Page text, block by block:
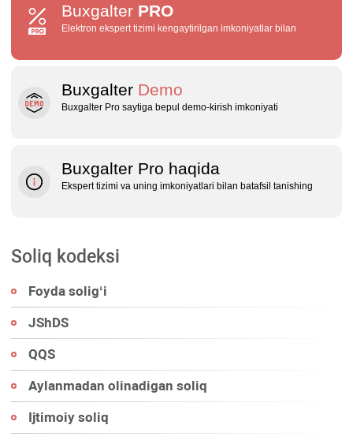
Buxgalter PRO
Elektron ekspert tizimi kengaytirilgan imkoniyatlar bilan
Buxgalter Demo
Buxgalter Pro saytiga bepul demo‑kirish imkoniyati
Buxgalter Pro haqida
Ekspert tizimi va uning imkoniyatlari bilan batafsil tanishing
Soliq kodeksi
Foyda soligʻi
JShDS
QQS
Aylanmadan olinadigan soliq
Ijtimoiy soliq